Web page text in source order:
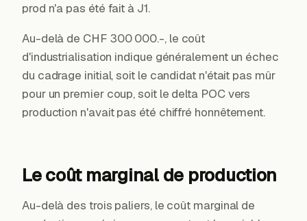
prod n'a pas été fait à J1.
Au-delà de CHF 300 000.-, le coût
d'industrialisation indique généralement un échec
du cadrage initial, soit le candidat n'était pas mûr
pour un premier coup, soit le delta POC vers
production n'avait pas été chiffré honnêtement.
Le coût marginal de production
Au-delà des trois paliers, le coût marginal de